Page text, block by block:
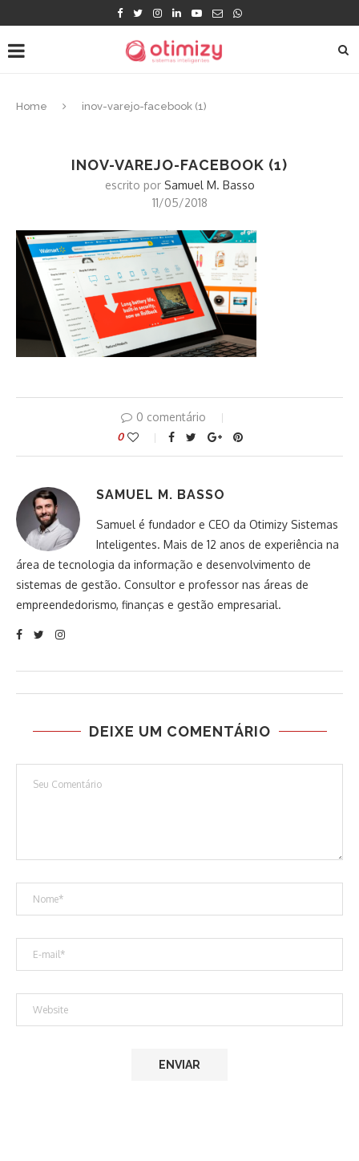
Home inov-varejo-facebook (1)
INOV-VAREJO-FACEBOOK (1)
escrito por Samuel M. Basso
11/05/2018
0 comentário
0
SAMUEL M. BASSO
Samuel é fundador e CEO da Otimizy Sistemas
Inteligentes. Mais de 12 anos de experiência na
área de tecnologia da informação e desenvolvimento de
sistemas de gestão. Consultor e professor nas áreas de
empreendedorismo, finanças e gestão empresarial.
DEIXE UM COMENTÁRIO